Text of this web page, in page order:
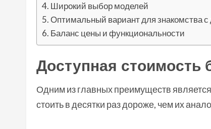
Широкий выбор моделей
Оптимальный вариант для знакомства
Баланс цены и функциональности
Доступная стоимость
Одним из главных преимуществ
стоить в десятки раз дороже, чем их